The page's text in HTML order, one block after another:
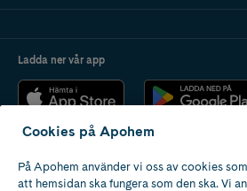
Ladda ner vår app
Apotek med tillstånd
av Läkemedelsverket
Cookies på Apohem
På Apohem använder vi oss av cookies
att hemsidan ska fungera som den ska. Vi